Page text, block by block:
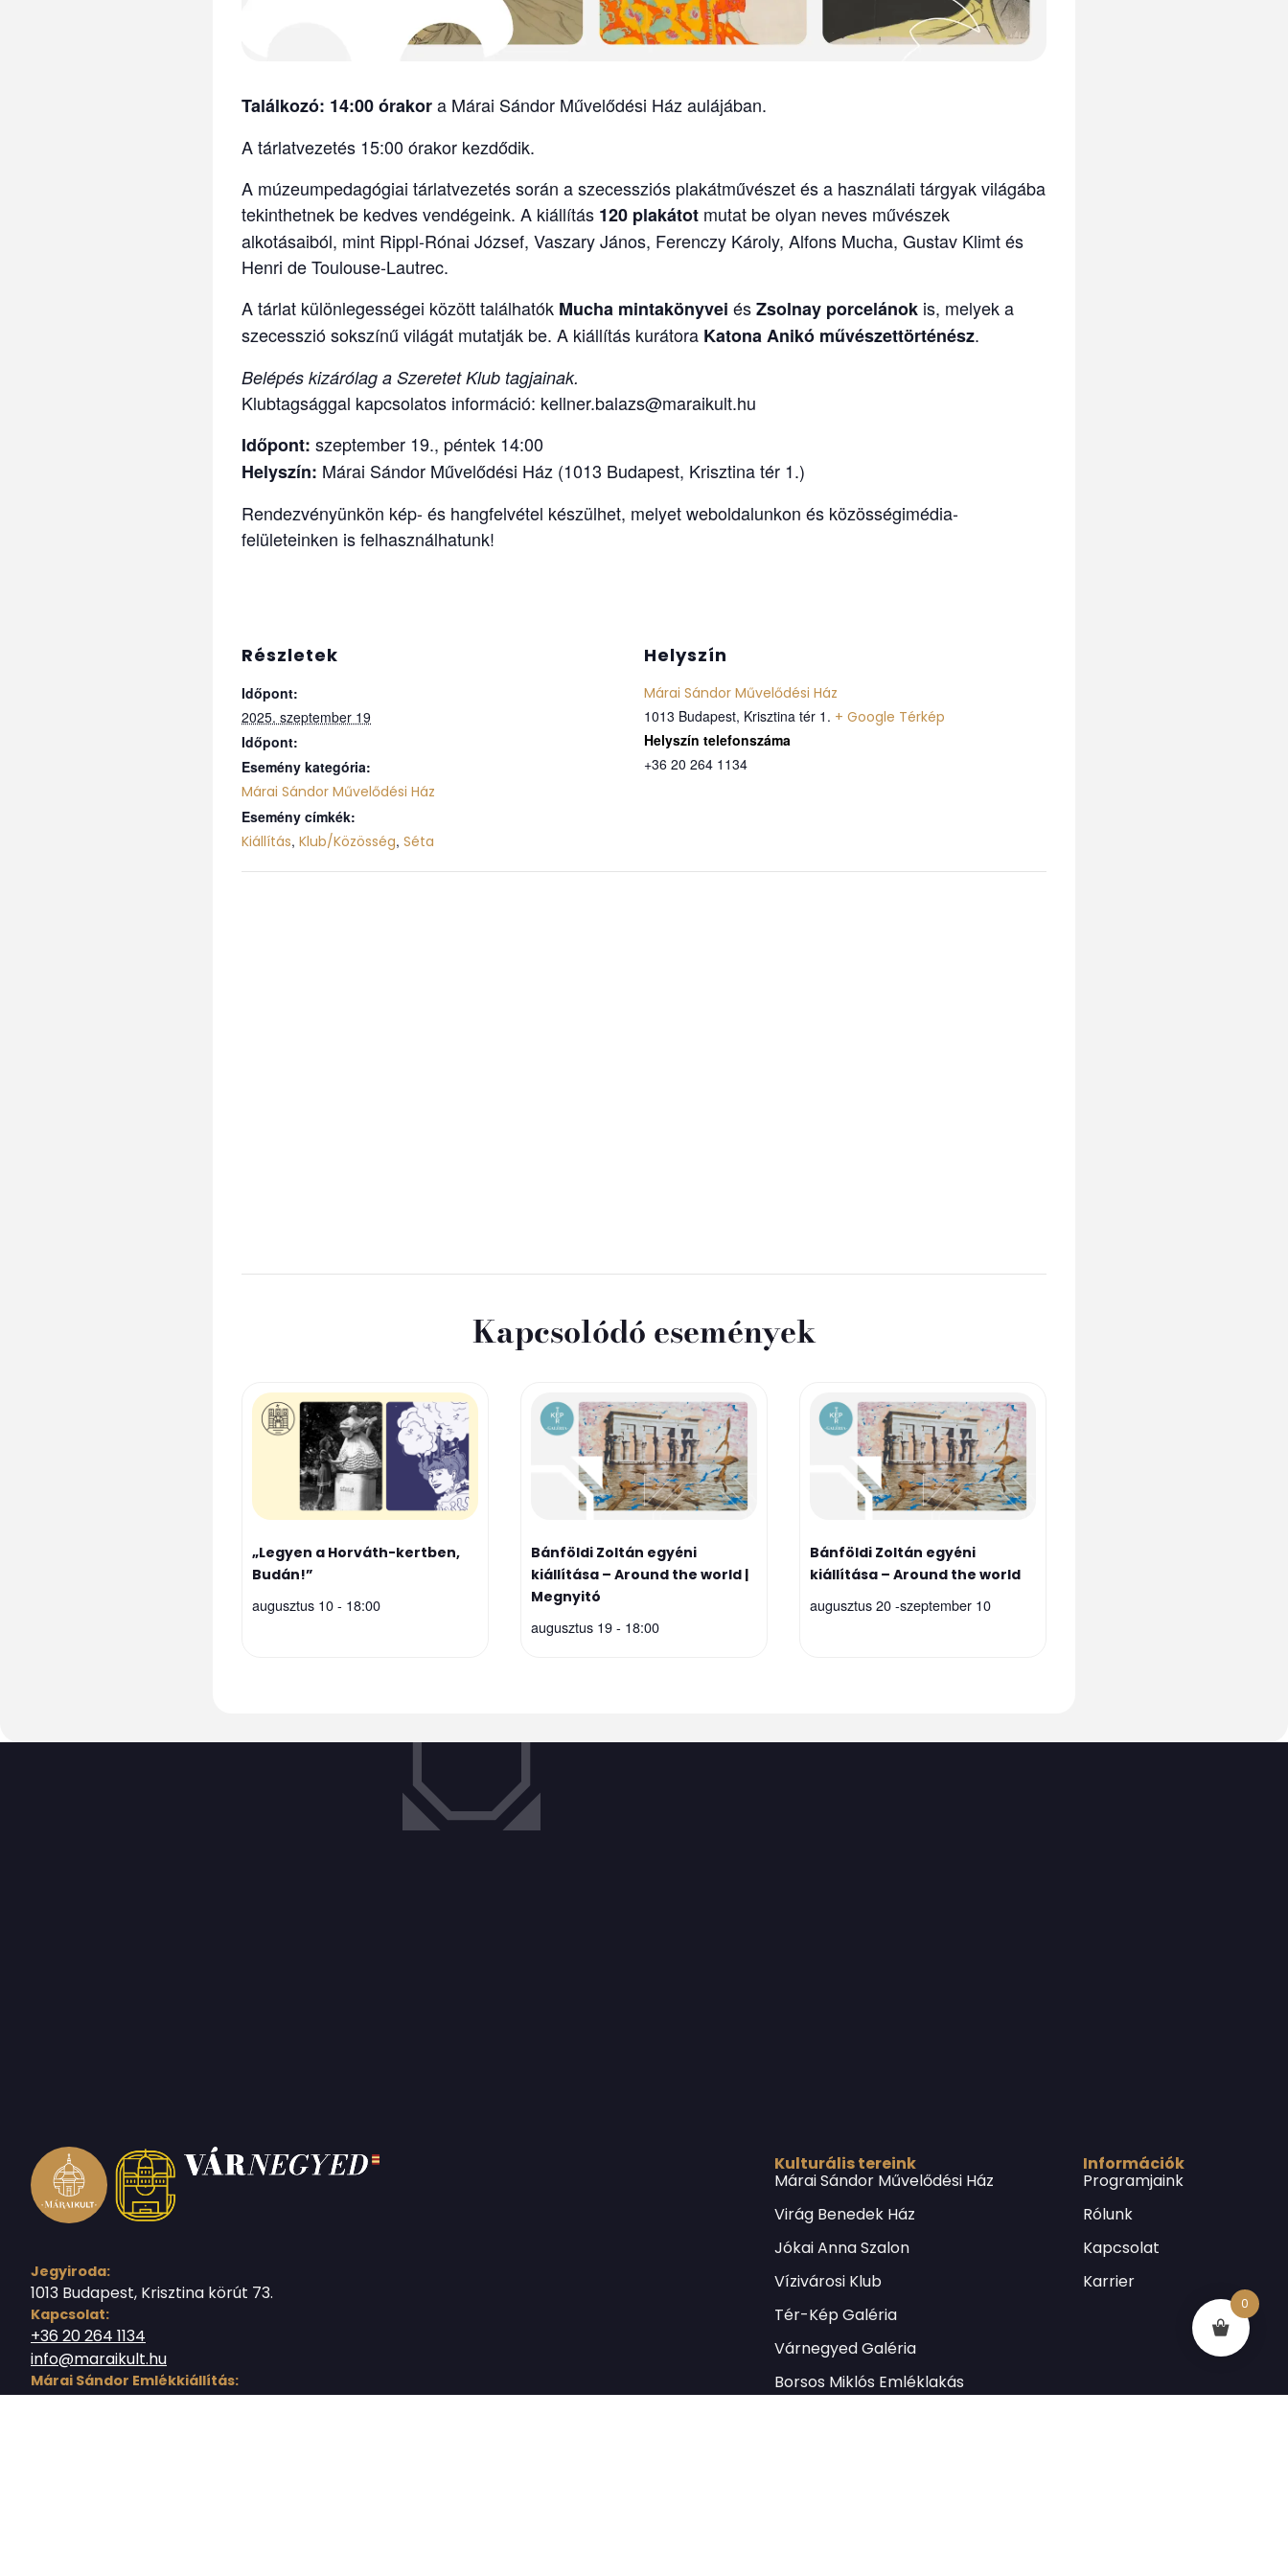
Találkozó: 14:00 órakora Márai Sándor Művelődési Ház aulájában.
A tárlatvezetés 15:00 órakor kezdődik.
A múzeumpedagógiai tárlatvezetés során a szecessziós plakátművészet és a használati tárgyak világába
tekinthetnek be kedves vendégeink. A kiállítás 120 plakátot mutat be olyan neves művészek
alkotásaiból, mint Rippl-Rónai József, Vaszary János, Ferenczy Károly, Alfons Mucha, Gustav Klimt és
Henri de Toulouse-Lautrec.
A tárlat különlegességei között találhatók Mucha mintakönyvei ésZsolnay porcelánok is, melyek a
szecesszió sokszínű világát mutatják be. A kiállítás kurátora Katona Anikó művészettörténész.
Belépés kizárólag a Szeretet Klub tagjainak.
Klubtagsággal kapcsolatos információ: kellner.balazs@maraikult.hu
Időpont: szeptember 19., péntek 14:00
Helyszín: Márai Sándor Művelődési Ház (1013 Budapest, Krisztina tér 1.)
Rendezvényünkön kép- és hangfelvétel készülhet, melyet weboldalunkon és közösségimédia-
felületeinken is felhasználhatunk!
Részletek
Időpont:
2025. szeptember 19
Időpont:
Esemény kategória:
Márai Sándor Művelődési Ház
Esemény címkék:
Kiállítás, Klub/Közösség, Séta
Helyszín
Márai Sándor Művelődési Ház
1013 Budapest, Krisztina tér 1. + Google Térkép
+36 20 264 1134
Kapcsolódó események
„Legyen a Horváth-kertben,
Budán!”
augusztus 10 - 18:00
Bánföldi Zoltán egyéni
kiállítása – Around the world |
Megnyitó
augusztus 19 - 18:00
Bánföldi Zoltán egyéni
kiállítása – Around the world
augusztus 20 -szeptember 10
Jegyiroda:
1013 Budapest, Krisztina körút 73.
Kapcsolat:
+36 20 264 1134
info@maraikult.hu
Márai Sándor Emlékkiállítás:
+36 20 237 3789
Kulturális tereink
Márai Sándor Művelődési Ház
Virág Benedek Ház
Jókai Anna Szalon
Vízivárosi Klub
Tér-Kép Galéria
Várnegyed Galéria
Borsos Miklós Emléklakás
Információk
Programjaink
Rólunk
Kapcsolat
Karrier
0